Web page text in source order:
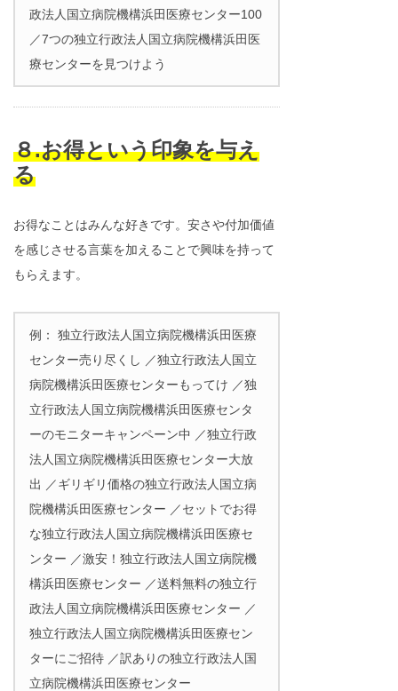
政法人国立病院機構浜田医療センター100
／7つの独立行政法人国立病院機構浜田医
療センターを見つけよう
８.お得という印象を与え
る
お得なことはみんな好きです。安さや付加価値
を感じさせる言葉を加えることで興味を持って
もらえます。
例： 独立行政法人国立病院機構浜田医療
センター売り尽くし ／独立行政法人国立
病院機構浜田医療センターもってけ ／独
立行政法人国立病院機構浜田医療センタ
ーのモニターキャンペーン中 ／独立行政
法人国立病院機構浜田医療センター大放
出 ／ギリギリ価格の独立行政法人国立病
院機構浜田医療センター ／セットでお得
な独立行政法人国立病院機構浜田医療セ
ンター ／激安！独立行政法人国立病院機
構浜田医療センター ／送料無料の独立行
政法人国立病院機構浜田医療センター ／
独立行政法人国立病院機構浜田医療セン
ターにご招待 ／訳ありの独立行政法人国
立病院機構浜田医療センター